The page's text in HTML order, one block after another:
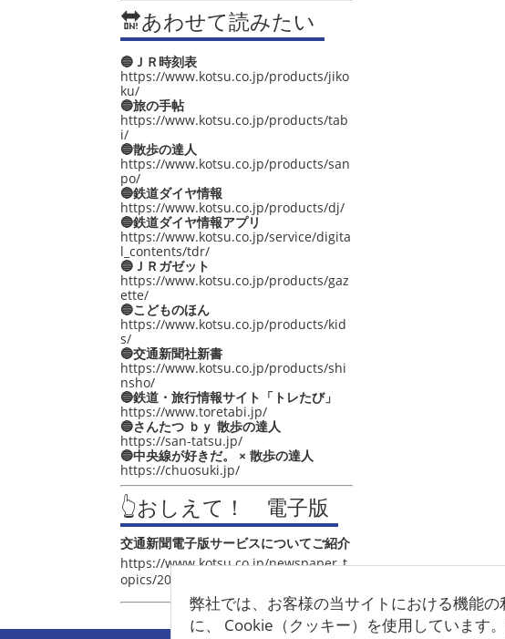
弊社では、お客様の当サイトにおける機能
に、 Cookie（クッキー）を使用しています。
🔛あわせて読みたい
🔵ＪＲ時刻表
https://www.kotsu.co.jp/products/jiko
ku/
🔵旅の手帖
https://www.kotsu.co.jp/products/tab
i/
🔵散歩の達人
https://www.kotsu.co.jp/products/san
po/
🔵鉄道ダイヤ情報
https://www.kotsu.co.jp/products/dj/
🔵鉄道ダイヤ情報アプリ
https://www.kotsu.co.jp/service/digita
l_contents/tdr/
🔵ＪＲガゼット
https://www.kotsu.co.jp/products/gaz
ette/
🔵こどものほん
https://www.kotsu.co.jp/products/kid
s/
🔵交通新聞社新書
https://www.kotsu.co.jp/products/shi
nsho/
🔵鉄道・旅行情報サイト「トレたび」
https://www.toretabi.jp/
🔵さんたつ ｂｙ 散歩の達人
https://san-tatsu.jp/
🔵中央線が好きだ。 × 散歩の達人
https://chuosuki.jp/
👆おしえて！ 電子版
交通新聞電子版サービスについてご紹介
https://www.kotsu.co.jp/newspaper_t
opics/2021/post_4048.html